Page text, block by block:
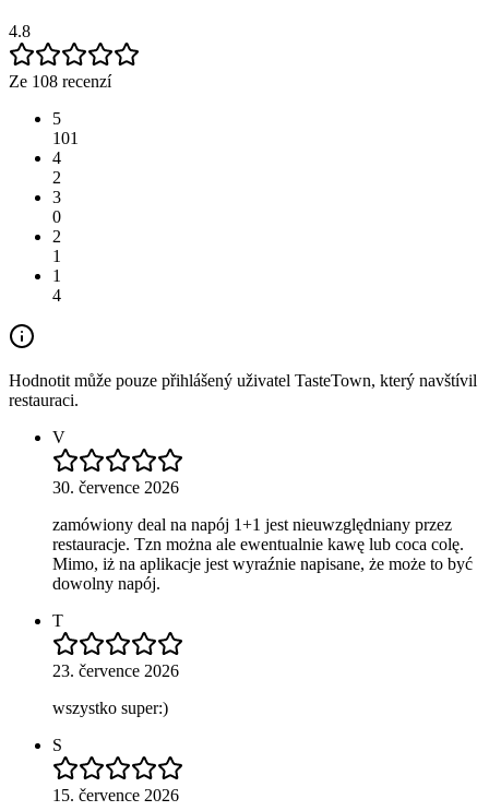
4.8
Ze 108 recenzí
5
101
4
2
3
0
2
1
1
4
Hodnotit může pouze přihlášený uživatel TasteTown, který navštívil
restauraci.
V
30. července 2026
zamówiony deal na napój 1+1 jest nieuwzględniany przez
restauracje. Tzn można ale ewentualnie kawę lub coca colę.
Mimo, iż na aplikacje jest wyraźnie napisane, że może to być
dowolny napój.
T
23. července 2026
wszystko super:)
S
15. července 2026